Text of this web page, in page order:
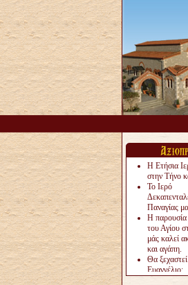
Η Ετήσια
στην Τήνο
Το Ιερό
Παναγίας
Η παρουσία
του Αγίου
μάς καλεί
και αγάπη.
Θα
Ευαγγέλιο;